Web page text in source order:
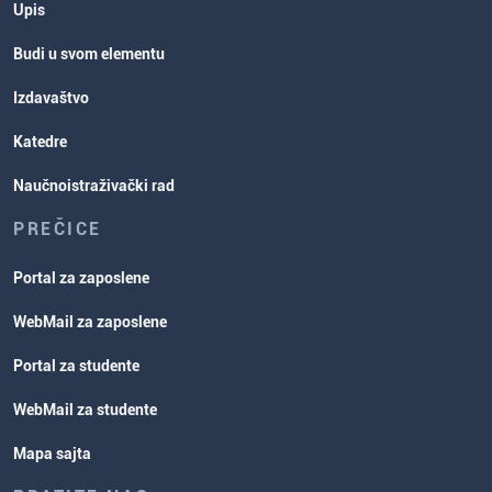
Upis
Budi u svom elementu
Izdavaštvo
Katedre
Naučnoistraživački rad
PREČICE
Portal za zaposlene
WebMail za zaposlene
Portal za studente
WebMail za studente
Mapa sajta